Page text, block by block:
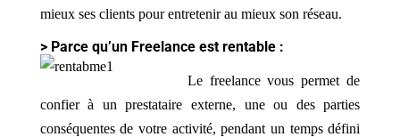
mieux ses clients pour entretenir au mieux son réseau.
> Parce qu’un Freelance est rentable :
Le freelance vous permet de
confier à un prestataire externe, une ou des parties
conséquentes de votre activité, pendant un temps défini